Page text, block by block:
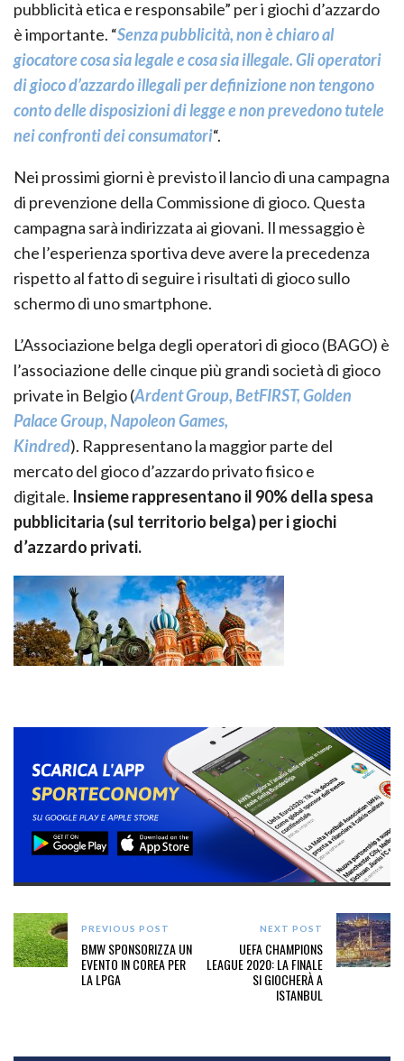
pubblicità etica e responsabile” per i giochi d’azzardo
è importante. “Senza pubblicità, non è chiaro al
giocatore cosa sia legale e cosa sia illegale. Gli operatori
di gioco d’azzardo illegali per definizione non tengono
conto delle disposizioni di legge e non prevedono tutele
nei confronti dei consumatori“.
Nei prossimi giorni è previsto il lancio di una campagna
di prevenzione della Commissione di gioco. Questa
campagna sarà indirizzata ai giovani. Il messaggio è
che l’esperienza sportiva deve avere la precedenza
rispetto al fatto di seguire i risultati di gioco sullo
schermo di uno smartphone.
L’Associazione belga degli operatori di gioco (BAGO) è
l’associazione delle cinque più grandi società di gioco
private in Belgio (Ardent Group, BetFIRST, Golden
Palace Group, Napoleon Games,
Kindred). Rappresentano la maggior parte del
mercato del gioco d’azzardo privato fisico e
digitale. Insieme rappresentano il 90% della spesa
pubblicitaria (sul territorio belga) per i giochi
d’azzardo privati.
PREVIOUS POST
BMW SPONSORIZZA UN
EVENTO IN COREA PER
LA LPGA
NEXT POST
UEFA CHAMPIONS
LEAGUE 2020: LA FINALE
SI GIOCHERÀ A
ISTANBUL